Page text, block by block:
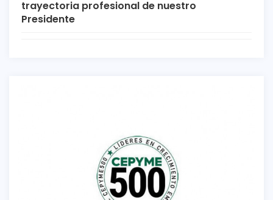
trayectoria profesional de nuestro
Presidente